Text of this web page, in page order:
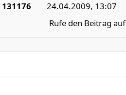
131176
24.04.2009, 13:07
Rufe den Beitrag auf